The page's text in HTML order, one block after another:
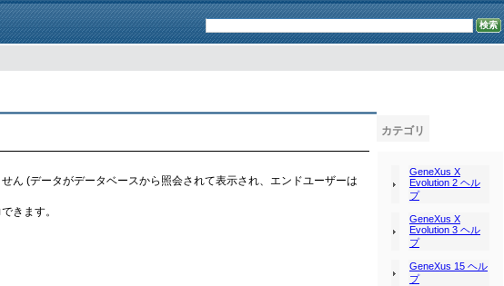
ん (データがデータベースから照会されて表示され、エンドユーザーは
きます。
カテゴリ
GeneXus X
Evolution 2 ヘル
プ
GeneXus X
Evolution 3 ヘル
プ
GeneXus 15 ヘル
プ